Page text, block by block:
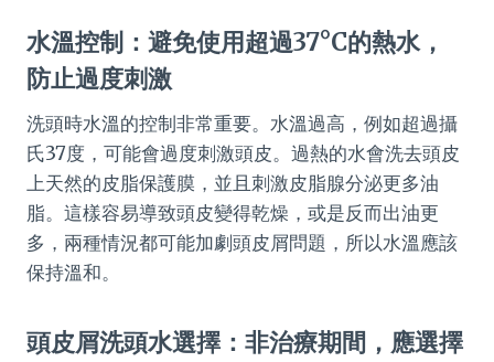
水溫控制：避免使用超過37°C的熱水，
防止過度刺激
洗頭時水溫的控制非常重要。水溫過高，例如超過攝
氏37度，可能會過度刺激頭皮。過熱的水會洗去頭皮
上天然的皮脂保護膜，並且刺激皮脂腺分泌更多油
脂。這樣容易導致頭皮變得乾燥，或是反而出油更
多，兩種情況都可能加劇頭皮屑問題，所以水溫應該
保持溫和。
頭皮屑洗頭水選擇：非治療期間，應選擇